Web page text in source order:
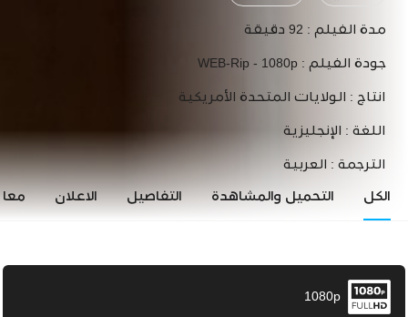
مدة الفيلم : 92 دقيقة
جودة الفيلم : WEB-Rip - 1080p
انتاج : الولايات المتحدة الأمريكية
اللغة : الإنجليزية
الترجمة : العربية
الكل التحميل والمشاهدة التفاصيل الاعلان
1080p